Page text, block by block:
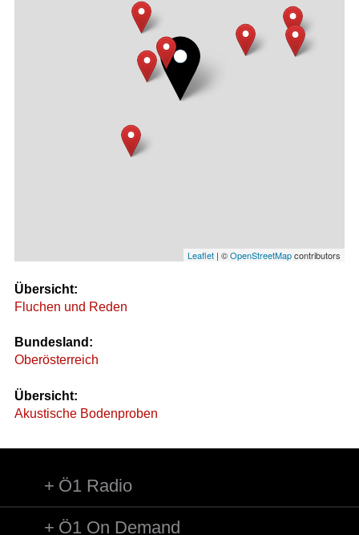
Leaflet | ©OpenStreetMapcontributors
Übersicht:
Fluchen und Reden
Bundesland:
Oberösterreich
Übersicht:
Akustische Bodenproben
Ö1 Radio
Ö1 On Demand